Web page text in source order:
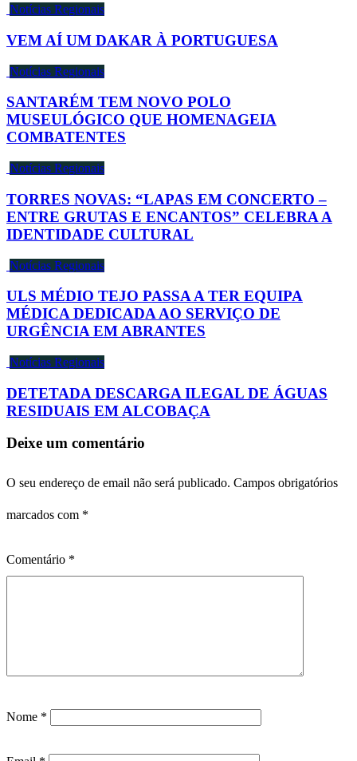
Notícias Regionais
VEM AÍ UM DAKAR À PORTUGUESA
Notícias Regionais
SANTARÉM TEM NOVO POLO
MUSEULÓGICO QUE HOMENAGEIA
COMBATENTES
Notícias Regionais
TORRES NOVAS: “LAPAS EM CONCERTO –
ENTRE GRUTAS E ENCANTOS” CELEBRA A
IDENTIDADE CULTURAL
Notícias Regionais
ULS MÉDIO TEJO PASSA A TER EQUIPA
MÉDICA DEDICADA AO SERVIÇO DE
URGÊNCIA EM ABRANTES
Notícias Regionais
DETETADA DESCARGA ILEGAL DE ÁGUAS
RESIDUAIS EM ALCOBAÇA
Deixe um comentário
O seu endereço de email não será publicado. Campos obrigatórios
marcados com *
Comentário *
Nome *